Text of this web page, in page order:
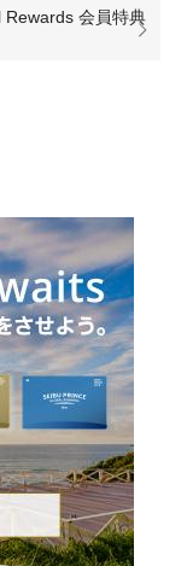
Rewards 会員特典